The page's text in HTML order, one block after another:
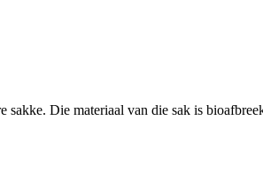
Die materiaal van die sak is